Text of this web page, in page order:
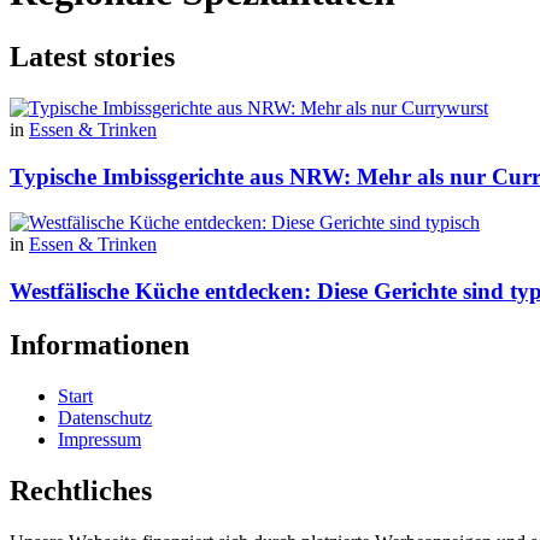
Latest stories
in Essen & Trinken
Typische Imbissgerichte aus NRW: Mehr als nur
in Essen & Trinken
Westfälische Küche entdecken: Diese Gerichte sind
Informationen
Start
Datenschutz
Impressum
Rechtliches